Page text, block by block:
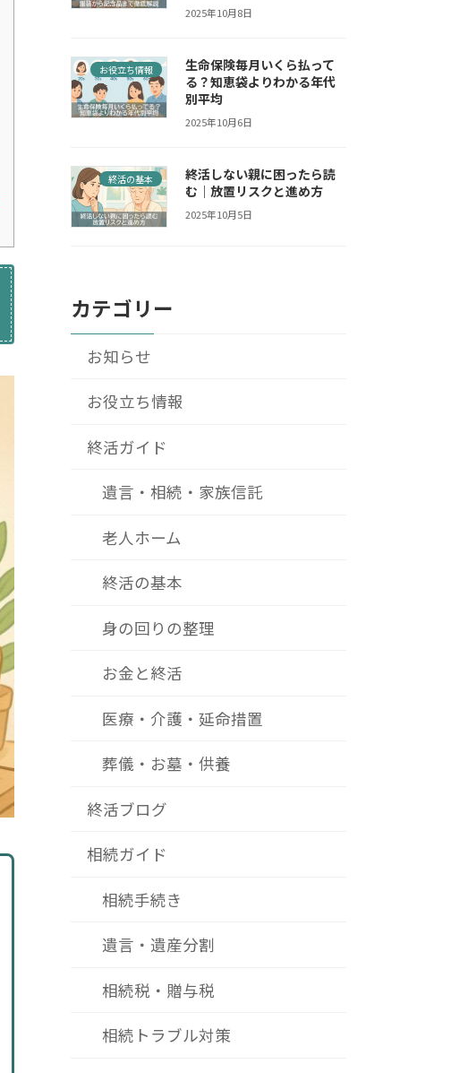
2025年10月8日
お役立ち情報
生命保険毎月いくら払って
る？知恵袋よりわかる年代
別平均
2025年10月6日
終活の基本
終活しない親に困ったら読
む｜放置リスクと進め方
2025年10月5日
カテゴリー
お知らせ
お役立ち情報
終活ガイド
遺言・相続・家族信託
老人ホーム
終活の基本
身の回りの整理
お金と終活
医療・介護・延命措置
葬儀・お墓・供養
終活ブログ
相続ガイド
相続手続き
遺言・遺産分割
相続税・贈与税
相続トラブル対策